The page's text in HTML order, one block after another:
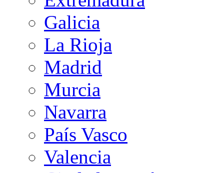
Galicia
La Rioja
Madrid
Murcia
Navarra
País Vasco
Valencia